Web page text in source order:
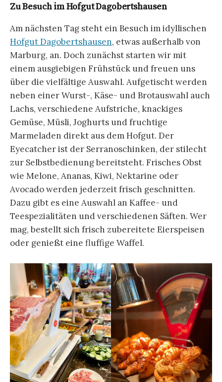
Zu Besuch im Hofgut Dagobertshausen
Am nächsten Tag steht ein Besuch im idyllischen
Hofgut Dagobertshausen, etwas außerhalb von
Marburg, an. Doch zunächst starten wir mit
einem ausgiebigen Frühstück und freuen uns
über die vielfältige Auswahl. Aufgetischt werden
neben einer Wurst-, Käse- und Brotauswahl auch
Lachs, verschiedene Aufstriche, knackiges
Gemüse, Müsli, Joghurts und fruchtige
Marmeladen direkt aus dem Hofgut. Der
Eyecatcher ist der Serranoschinken, der stilecht
zur Selbstbedienung bereitsteht. Frisches Obst
wie Melone, Ananas, Kiwi, Nektarine oder
Avocado werden jederzeit frisch geschnitten.
Dazu gibt es eine Auswahl an Kaffee- und
Teespezialitäten und verschiedenen Säften. Wer
mag, bestellt sich frisch zubereitete Eierspeisen
oder genießt eine fluffige Waffel.